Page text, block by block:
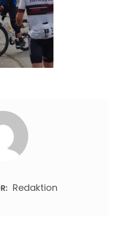
Redaktion